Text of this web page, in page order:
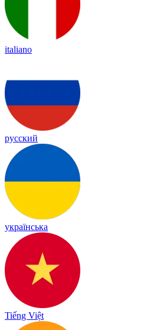
italiano
русский
українська
Tiếng Việt